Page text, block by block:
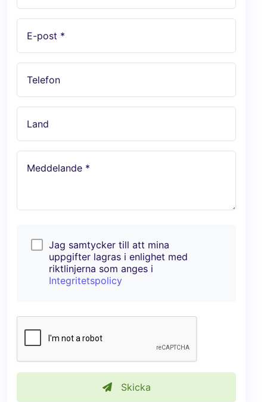
E-post *
Telefon
Land
Meddelande *
Jag samtycker till att mina
uppgifter lagras i enlighet med
riktlinjerna som anges i
Integritetspolicy
Skicka